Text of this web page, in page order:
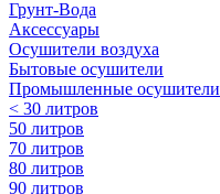
Грунт-Вода
Аксессуары
Осушители воздуха
Бытовые осушители
Промышленные осушители
< 30 литров
50 литров
70 литров
80 литров
90 литров